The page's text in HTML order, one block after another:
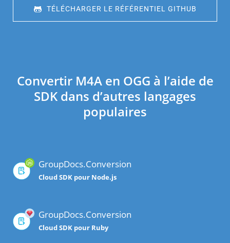
TÉLÉCHARGER LE RÉFÉRENTIEL GITHUB
Convertir M4A en OGG à l’aide de
SDK dans d’autres langages
populaires
GroupDocs.Conversion
Cloud SDK pour Node.js
GroupDocs.Conversion
Cloud SDK pour Ruby